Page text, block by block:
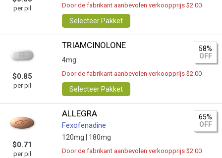
per pil Door de fabrikant aanbevolen verkoopprijs $2.00
Selecteer Pakket
$0.85
per pil
TRIAMCINOLONE
4mg
58%
OFF
Door de fabrikant aanbevolen verkoopprijs $2.00
Selecteer Pakket
$0.71
per pil
ALLEGRA
Fexofenadine
120mg | 180mg
65%
OFF
Door de fabrikant aanbevolen verkoopprijs $2.00